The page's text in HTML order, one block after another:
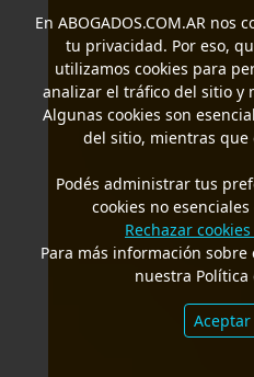
En ABOGADOS.COM.ARnos
tu privacidad. Por eso,
utilizamos cookies para
analizar el tráfico del sitio y
Algunas cookies son
del sitio, mientras que
Podés administrar tus
cookies no
Rechazar
Para más información
nuestra Política
Aceptar